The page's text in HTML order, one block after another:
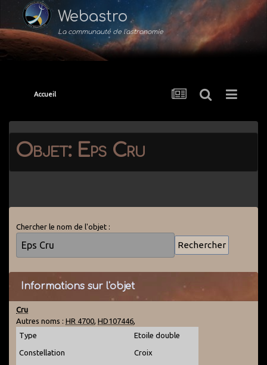
Webastro
La communauté de l'astronomie
Accueil
Objet: Eps Cru
Chercher le nom de l'objet :
Informations sur l'objet
Cru
Autres noms : HR 4700, HD107446,
Type
Etoile double
Constellation Croix